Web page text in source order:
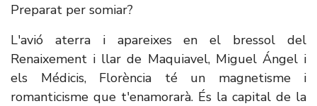
Preparat per somiar?
L'avió aterra i apareixes en el bressol del
Renaixement i llar de Maquiavel, Miguel Ángel i
els Médicis, Florència té un magnetisme i
romanticisme que t'enamorarà. És la capital de la